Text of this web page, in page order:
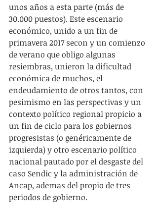
unos años a esta parte (más de
30.000 puestos). Este escenario
económico, unido a un fin de
primavera 2017 secon y un comienzo
de verano que obligo algunas
resiembras, unieron la dificultad
económica de muchos, el
endeudamiento de otros tantos, con
pesimismo en las perspectivas y un
contexto político regional propicio a
un fin de ciclo para los gobiernos
progresistas (o genéricamente de
izquierda) y otro escenario político
nacional pautado por el desgaste del
caso Sendic y la administración de
Ancap, ademas del propio de tres
periodos de gobierno.